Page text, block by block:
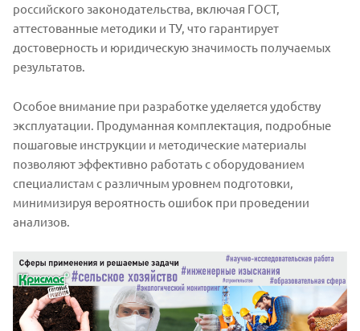
российского законодательства, включая ГОСТ,
аттестованные методики и ТУ, что гарантирует
достоверность и юридическую значимость получаемых
результатов.
Особое внимание при разработке уделяется удобству
эксплуатации. Продуманная комплектация, подробные
пошаговые инструкции и методические материалы
позволяют эффективно работать с оборудованием
специалистам с различным уровнем подготовки,
минимизируя вероятность ошибок при проведении
анализов.